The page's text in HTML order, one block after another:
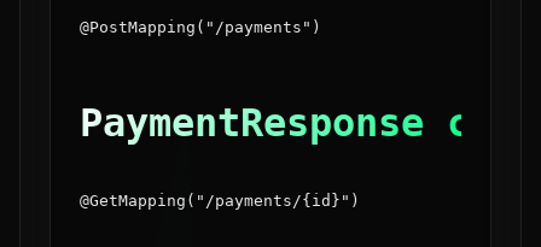
@PostMapping("/payments")
PaymentResponse
@GetMapping("/payments/{id}")